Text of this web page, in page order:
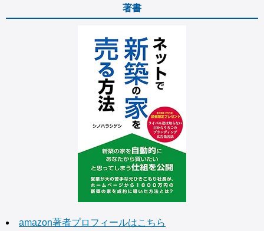
著書
amazon著者プロフィールはこちら